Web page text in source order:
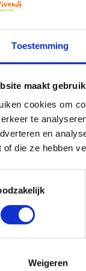
Toestemming
maakt
cookies om
te
en
of die ze hebben
Weigeren
Vergelijk
Voor
happiness
Net dat